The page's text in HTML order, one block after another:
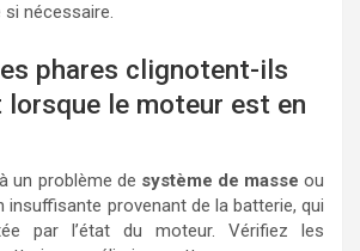
nécessaire.
phares clignotent-ils
lorsque le moteur est en
un problème de système de masse ou
insuffisante provenant de la batterie, qui
par l’état du moteur. Vérifiez les